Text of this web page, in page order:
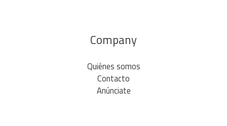
Company
Quiénes somos
Contacto
Anúnciate